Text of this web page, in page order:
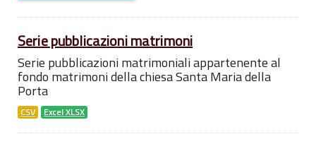
Serie pubblicazioni matrimoni
Serie pubblicazioni matrimoniali appartenente al
fondo matrimoni della chiesa Santa Maria della
Porta
CSV Excel XLSX